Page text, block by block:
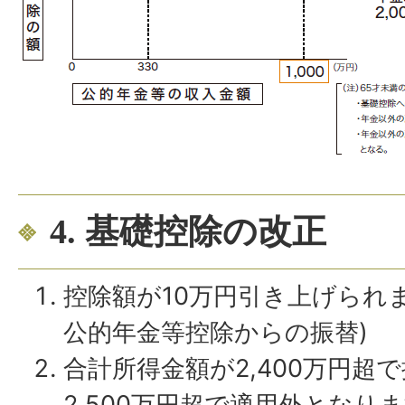
4. 基礎控除の改正
控除額が10万円引き上げられ
公的年金等控除からの振替)
合計所得金額が2,400万円超